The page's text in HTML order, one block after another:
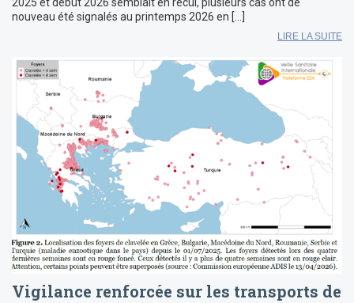
nouveau été signalés au printemps 2026 en […]
LIRE LA SUITE
Vigilance renforcée sur les transports de